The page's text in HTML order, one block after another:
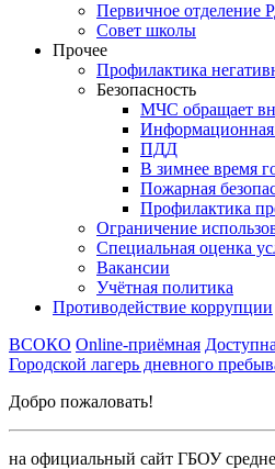
Первичное отделение
Совет школы
Прочее
Профилактика
Безопасность
МЧС обращает
Информационная
ПДД
В зимнее время
Пожарная
Профилактика
Ограничение
Специальная оценка
Вакансии
Учётная политика
Противодействие коррупции
ВСОКО Online-приёмная
Городской лагерь дневного
Добро пожаловать!
на официальный сайт ГБОУ